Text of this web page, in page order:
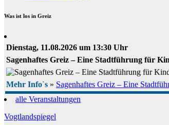
Was ist los in Greiz
Dienstag, 11.08.2026 um 13:30 Uhr
Sagenhaftes Greiz – Eine Stadtführung für
Mehr Info`s » Sagenhaftes Greiz – Eine
alle Veranstaltungen
Vogtlandspiegel